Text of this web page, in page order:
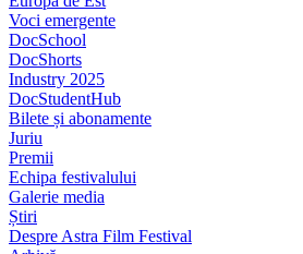
Voci emergente
DocSchool
DocShorts
Industry 2025
DocStudentHub
Bilete și abonamente
Juriu
Premii
Echipa festivalului
Galerie media
Știri
Despre Astra Film Festival